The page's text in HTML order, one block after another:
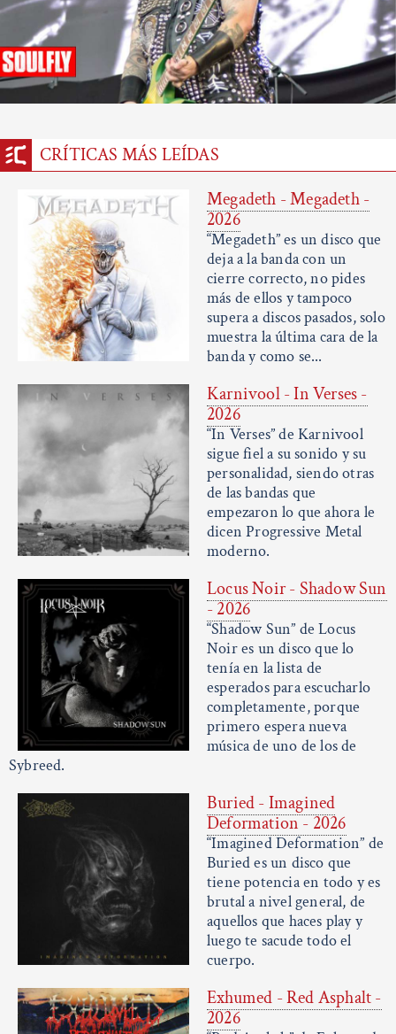
CRÍTICAS MÁS LEÍDAS
Megadeth - Megadeth -
2026
“Megadeth” es un disco que
deja a la banda con un
cierre correcto, no pides
más de ellos y tampoco
supera a discos pasados, solo
muestra la última cara de la
banda y como se...
Karnivool - In Verses -
2026
“In Verses” de Karnivool
sigue fiel a su sonido y su
personalidad, siendo otras
de las bandas que
empezaron lo que ahora le
dicen Progressive Metal
moderno.
Locus Noir - Shadow Sun
- 2026
“Shadow Sun” de Locus
Noir es un disco que lo
tenía en la lista de
esperados para escucharlo
completamente, porque
primero espera nueva
música de uno de los de
Sybreed.
Buried - Imagined
Deformation - 2026
“Imagined Deformation” de
Buried es un disco que
tiene potencia en todo y es
brutal a nivel general, de
aquellos que haces play y
luego te sacude todo el
cuerpo.
Exhumed - Red Asphalt -
2026